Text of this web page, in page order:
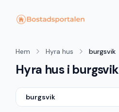
Hem Hyra hus burgsvik
Hyra hus i burgsvik
burgsvik